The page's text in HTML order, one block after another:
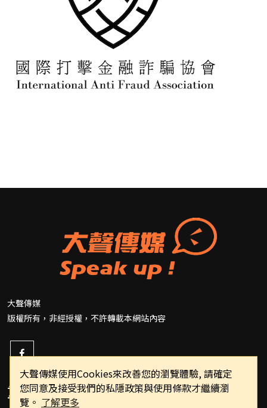
大聲傳媒使用Cookies來改善您的瀏覽體驗, 請確定
您同意及接受我們的私隱政策與使用條款才繼續瀏
覽。 了解更多
大聲傳媒
版權所有，非經授權，不許轉載本網站內容
重要連結